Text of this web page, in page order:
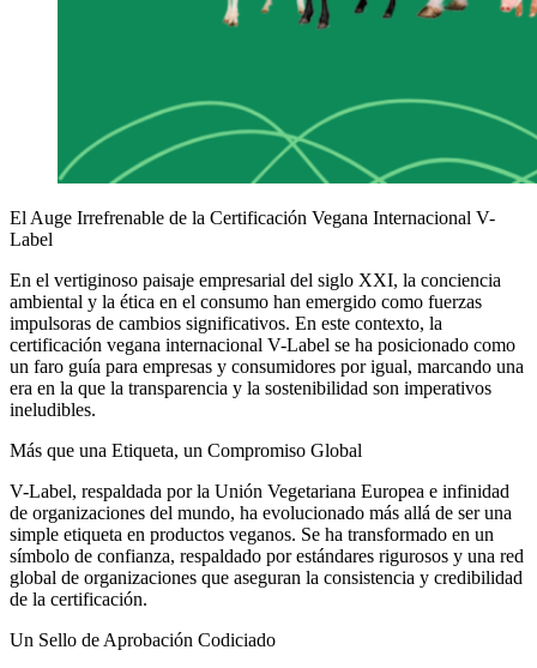
El Auge Irrefrenable de la Certificación Vegana Internacional V-
Label
En el vertiginoso paisaje empresarial del siglo XXI, la conciencia
ambiental y la ética en el consumo han emergido como fuerzas
impulsoras de cambios significativos. En este contexto, la
certificación vegana internacional V-Label se ha posicionado como
un faro guía para empresas y consumidores por igual, marcando una
era en la que la transparencia y la sostenibilidad son imperativos
ineludibles.
Más que una Etiqueta, un Compromiso Global
V-Label, respaldada por la Unión Vegetariana Europea e infinidad
de organizaciones del mundo, ha evolucionado más allá de ser una
simple etiqueta en productos veganos. Se ha transformado en un
símbolo de confianza, respaldado por estándares rigurosos y una red
global de organizaciones que aseguran la consistencia y credibilidad
de la certificación.
Un Sello de Aprobación Codiciado